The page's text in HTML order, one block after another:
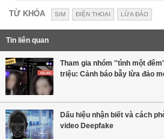
TỪ KHÓA SIM ĐIỆN THOẠI LỪA ĐẢO
Tin liên quan
Tham gia nhóm ''tình một
triệu: Cảnh báo bẫy lừa đảo
Dấu hiệu nhận biết và cách
video Deepfake